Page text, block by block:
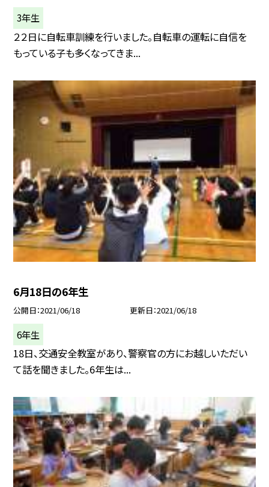
3年生
２２日に自転車訓練を行いました。自転車の運転に自信を
もっている子も多くなってきま...
6月18日の6年生
公開日 2021/06/18 更新日 2021/06/18
6年生
18日、交通安全教室があり、警察官の方にお越しいただい
て話を聞きました。6年生は...